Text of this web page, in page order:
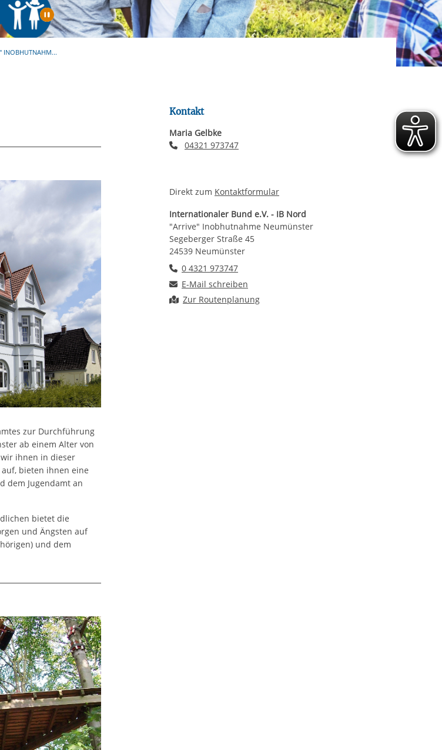
notwendige Cookies, die erforderlich zur Bereitstellung
Website-Funktionen sind. Diese Cookies setzen wir
von einer Einwilligung.
Automatische Wiedergabe starten/stoppen
INOBHUTNAHM...
zur Durchführung
ab einem Alter von
ihnen in dieser
bieten ihnen eine
dem Jugendamt an
bietet die
und Ängsten auf
und dem
Kontakt
Maria Gelbke
Telefonnummer
04321 973747
Direkt zum Kontaktformular
Internationaler Bund e.V. - IB Nord
"Arrive" Inobhutnahme Neumünster
Segeberger Straße 45
24539 Neumünster
Telefonnummer
0 4321 973747
E-Mail an "Arrive" Inobhutnahme Neumünster
E-Mail schreiben
Route planen
Zur Routenplanung